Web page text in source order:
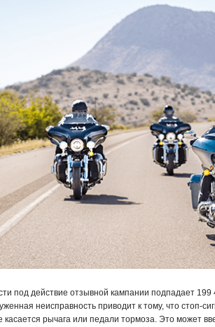
под действие отзывной кампании подпадает
неисправность приводит к тому, что стоп-
касается рычага или педали тормоза. Это может